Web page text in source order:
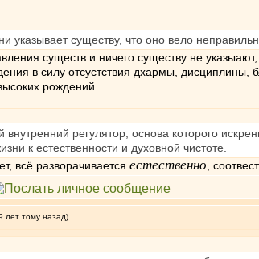
указывает существу, что оно вело
существ и ничего существу не
в силу отсустствия дхармы, дисциплины,
рождений.
внутренний регулятор, основа которого
к естественности и духовной чистоте.
всё разворачивается естественно ,
лет тому назад)